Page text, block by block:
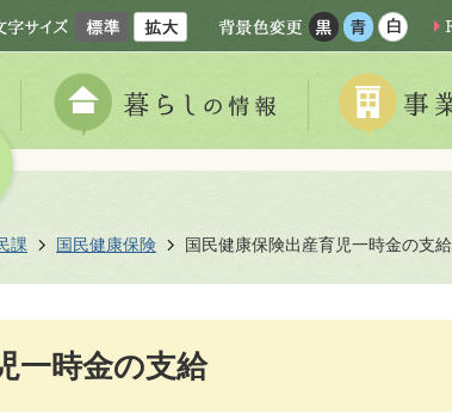
課 国民健康保険 国民健康保険出産育児一時金の支給
一時金の支給